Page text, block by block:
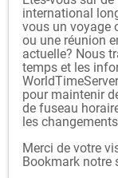
international
vous un voyage
ou une réunion
actuelle? Nous
temps et les
pour maintenir
de fuseau
les
Merci de votre
Bookmark notre